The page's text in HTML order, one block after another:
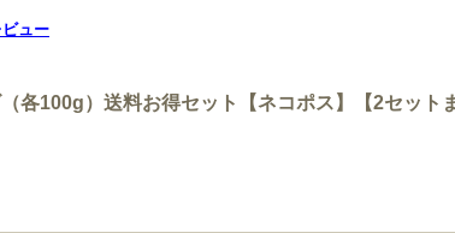
ュー
各100g）送料お得セット【ネコポス】【2セット